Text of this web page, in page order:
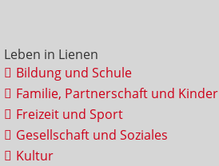
Leben in Lienen
Bildung und Schule
Familie, Partnerschaft und Kinder
Freizeit und Sport
Gesellschaft und Soziales
Kultur